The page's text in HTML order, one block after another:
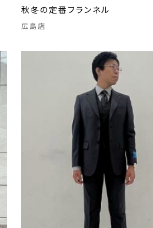
秋冬の定番フランネル
広島店